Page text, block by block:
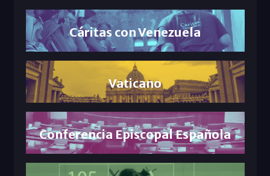
Cáritas con Venezuela
Vaticano
Conferencia Episcopal Española